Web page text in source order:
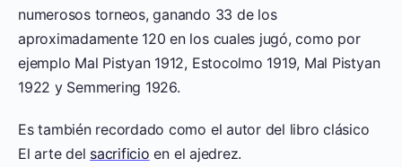
numerosos torneos, ganando 33 de los
aproximadamente 120 en los cuales jugó, como por
ejemplo Mal Pistyan 1912, Estocolmo 1919, Mal Pistyan
1922 y Semmering 1926.
Es también recordado como el autor del libro clásico
El arte del sacrificio en el ajedrez.